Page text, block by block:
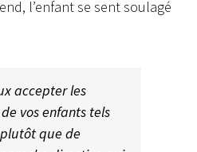
l’enfant se sent soulagé
accepter les
vos enfants tels
que de